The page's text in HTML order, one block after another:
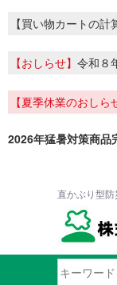
【買い物カートの
【おしらせ】 令和８
【夏季休業のおしら
2026年猛暑対策商品
直かぶり型